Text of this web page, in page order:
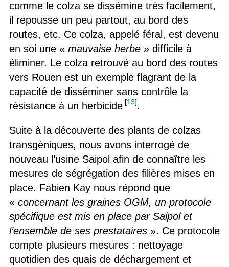
comme le colza se dissémine très facilement,
il repousse un peu partout, au bord des
routes, etc. Ce colza, appelé féral, est devenu
en soi une « mauvaise herbe» difficile à
éliminer. Le colza retrouvé au bord des routes
vers Rouen est un exemple flagrant de la
capacité de disséminer sans contrôle la
résistance à un herbicide [13].
Suite à la découverte des plants de colzas
transgéniques, nous avons interrogé de
nouveau l’usine Saipol afin de connaître les
mesures de ségrégation des filières mises en
place. Fabien Kay nous répond que
« concernant les graines OGM, un protocole
spécifique est mis en place par Saipol et
l’ensemble de ses prestataires». Ce protocole
compte plusieurs mesures : nettoyage
quotidien des quais de déchargement et